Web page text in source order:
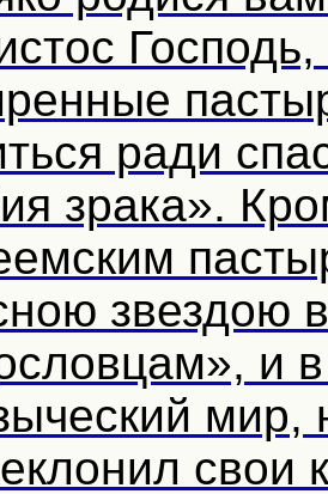
ради
зрака».
звездою
и
мир,
свои